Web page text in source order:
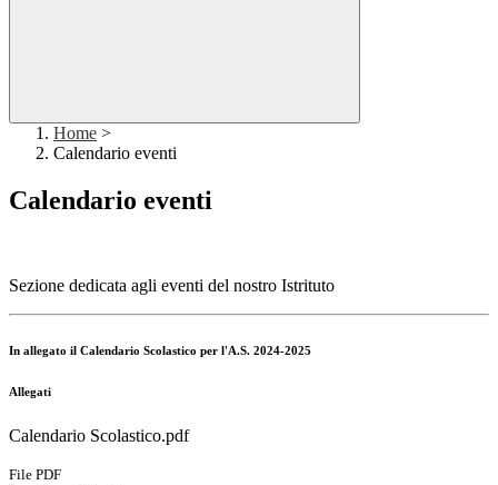
Home >
Calendario eventi
Calendario eventi
Sezione dedicata agli eventi del nostro Istrituto
In allegato il Calendario Scolastico per l'A.S. 2024-2025
Allegati
Calendario Scolastico.pdf
File PDF